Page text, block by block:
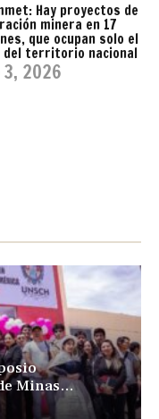
Hay proyectos de
minera en 17
que ocupan solo el
del territorio nacional
2026
Minas